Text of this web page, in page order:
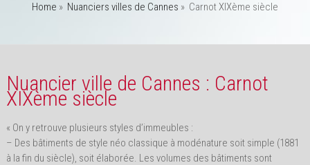
Home » Nuanciers villes de Cannes » Carnot XIXème siècle
Nuancier ville de Cannes : Carnot
XIXème siècle
« On y retrouve plusieurs styles d’immeubles :
– Des bâtiments de style néo classique à modénature soit simple (1881
à la fin du siècle), soit élaborée. Les volumes des bâtiments sont